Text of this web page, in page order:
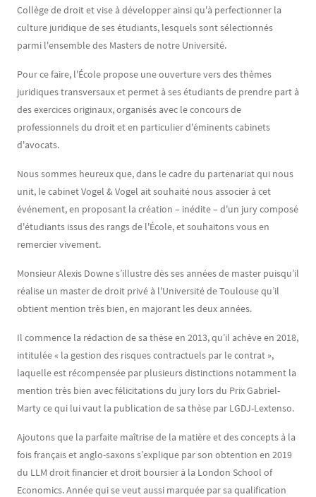
Collège de droit et vise à développer ainsi qu'à perfectionner la
culture juridique de ses étudiants, lesquels sont sélectionnés
parmi l'ensemble des Masters de notre Université.
Pour ce faire, l'École propose une ouverture vers des thèmes
juridiques transversaux et permet à ses étudiants de prendre part à
des exercices originaux, organisés avec le concours de
professionnels du droit et en particulier d'éminents cabinets
d'avocats.
Nous sommes heureux que, dans le cadre du partenariat qui nous
unit, le cabinet Vogel & Vogel ait souhaité nous associer à cet
événement, en proposant la création – inédite – d'un jury composé
d'étudiants issus des rangs de l'École, et souhaitons vous en
remercier vivement.
Monsieur Alexis Downe s’illustre dès ses années de master puisqu’il
réalise un master de droit privé à l'Université de Toulouse qu’il
obtient mention très bien, en majorant les deux années.
Il commence la rédaction de sa thèse en 2013, qu’il achève en 2018,
intitulée « la gestion des risques contractuels par le contrat »,
laquelle est récompensée par plusieurs distinctions notamment la
mention très bien avec félicitations du jury lors du Prix Gabriel-
Marty ce qui lui vaut la publication de sa thèse par LGDJ-Lextenso.
Ajoutons que la parfaite maîtrise de la matière et des concepts à la
fois français et anglo-saxons s’explique par son obtention en 2019
du LLM droit financier et droit boursier à la London School of
Economics. Année qui se veut aussi marquée par sa qualification